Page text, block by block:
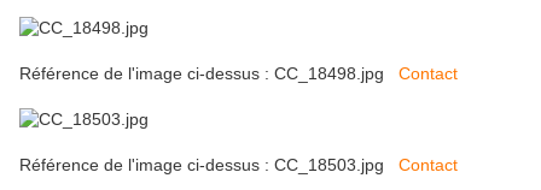
Référence de l'image ci-dessus : CC_18498.jpg Contact
Référence de l'image ci-dessus : CC_18503.jpg Contact